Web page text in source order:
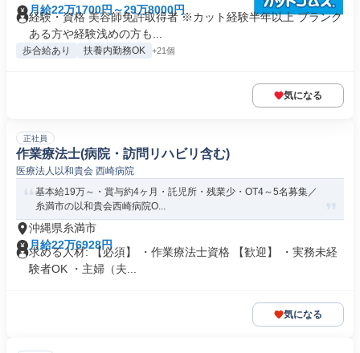
月給22万1700円～29万8000円
経験・資格 美容師免許取得者 ※カット経験半年以上 ブランク
ある方や経験浅めの方も...
歩合給あり 扶養内勤務OK +21個
気になる
正社員
作業療法士(病院・訪問リハビリ含む)
医療法人以和貴会 西崎病院
基本給19万～・賞与約4ヶ月・託児所・残業少・OT4～5名募集／
糸満市の以和貴会西崎病院O...
沖縄県糸満市
月給22万6928円
求める人材: 【必須】 ・作業療法士資格 【歓迎】 ・実務未経
験者OK ・主婦（夫...
気になる